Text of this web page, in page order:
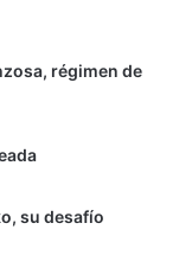
régimen de
su desafío